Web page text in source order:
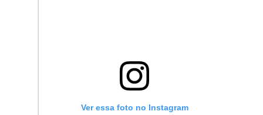
Ver essa foto no Instagram